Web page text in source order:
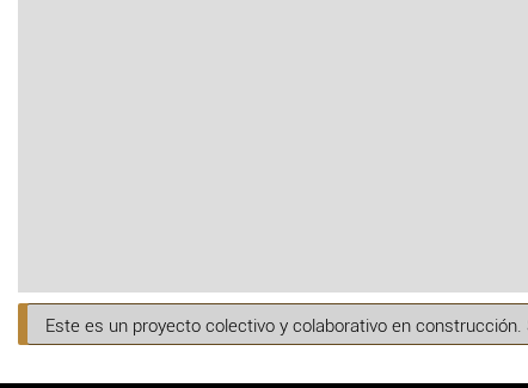
Este es un proyecto colectivo y colaborativo en